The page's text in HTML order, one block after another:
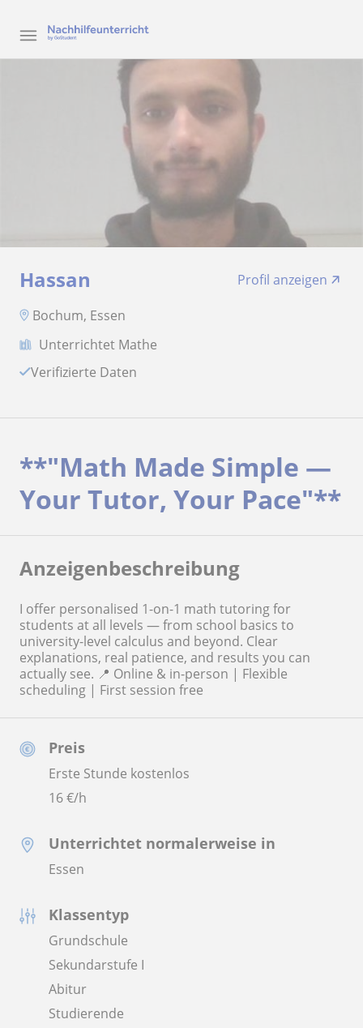
Hassan
Profil anzeigen
Bochum, Essen
Unterrichtet Mathe
Verifizierte Daten
Preis
Erste Stunde kostenlos
16€/h
Unterrichtet normalerweise in
Essen
Klassentyp
Grundschule
Sekundarstufe I
Abitur
Studierende
**"Math Made Simple —
Your Tutor, Your Pace"**
Anzeigenbeschreibung
I offer personalised 1-on-1 math tutoring for
students at all levels — from school basics to
university-level calculus and beyond. Clear
explanations, real patience, and results you can
actually see. 📍 Online & in-person | Flexible
scheduling | First session free